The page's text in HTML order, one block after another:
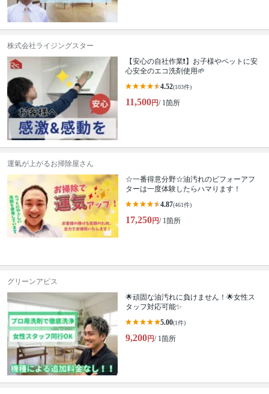
株式会社ライジングスター
【安心の自社作業❗️】お子様やペットに安
心安全のエコ洗剤使用🌱
4.52(103件)
11,500円/ 1箇所
運氣が上がるお掃除屋さん
☆一番得意分野☆油汚れのビフォーアフ
ターは一度体験したらハマります！
4.87(461件)
17,250円/ 1箇所
グリーンアピス
🌟頑固な油汚れに負けません！🌟女性ス
タッフ対応可能✨
5.00(1件)
9,200円/ 1箇所